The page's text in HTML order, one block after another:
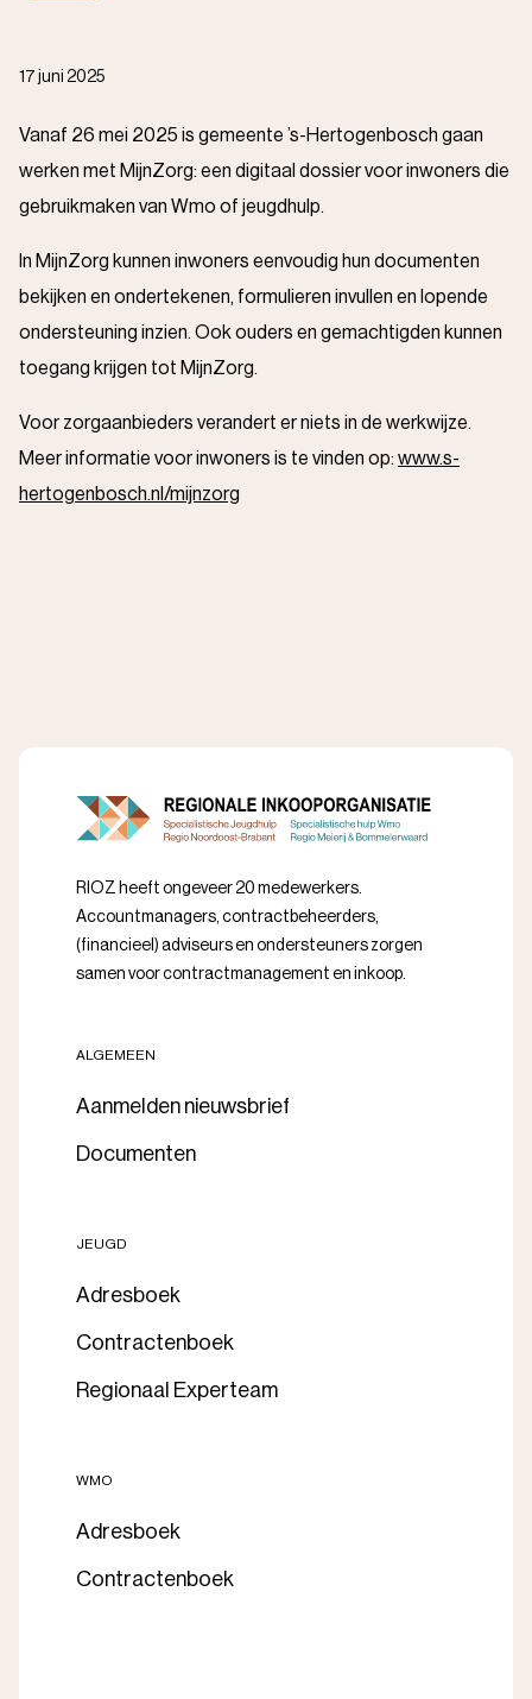
17 juni 2025
Vanaf 26 mei 2025 is gemeente ’s-Hertogenbosch gaan
werken met MijnZorg: een digitaal dossier voor inwoners die
gebruikmaken van Wmo of jeugdhulp.
In MijnZorg kunnen inwoners eenvoudig hun documenten
bekijken en ondertekenen, formulieren invullen en lopende
ondersteuning inzien. Ook ouders en gemachtigden kunnen
toegang krijgen tot MijnZorg.
Voor zorgaanbieders verandert er niets in de werkwijze.
Meer informatie voor inwoners is te vinden op: www.s-
hertogenbosch.nl/mijnzorg
RIOZ heeft ongeveer 20 medewerkers.
Accountmanagers, contractbeheerders,
(financieel) adviseurs en ondersteuners zorgen
samen voor contractmanagement en inkoop.
ALGEMEEN
Aanmelden nieuwsbrief
Documenten
JEUGD
Adresboek
Contractenboek
Regionaal Experteam
WMO
Adresboek
Contractenboek